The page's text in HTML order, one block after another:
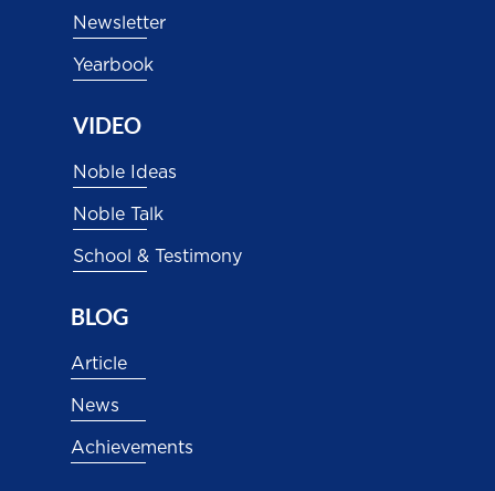
Newsletter
Yearbook
VIDEO
Noble Ideas
Noble Talk
School & Testimony
BLOG
Article
News
Achievements